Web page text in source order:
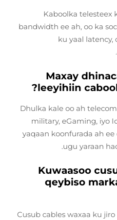
Kaboolka telesteex
bandwidth ee ah, oo ka
ku yaal latency,
Maxay
leeyihiin
Dhulka kale oo ah
military, eGaming, iyo
yaqaan koonfurada ah
ugu yaraan
Kuwaasoo
qeybiso
Cusub cables waxaa ku